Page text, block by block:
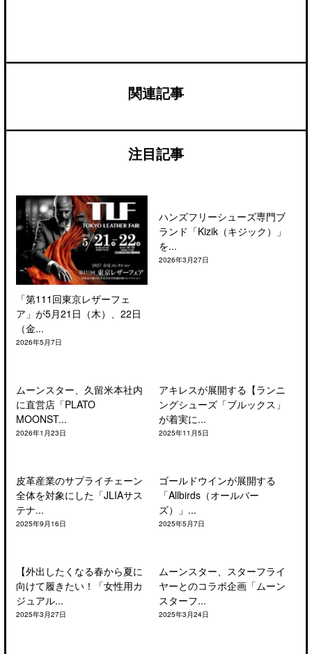
関連記事
注目記事
「第111回東京レザーフェ
ア」が5月21日（木）、22日
（金...
2026年5月7日
ハンズフリーシューズ専門ブ
ランド「Kizik（キジック）」
を...
2026年3月27日
ムーンスター、久留米本社内
に直営店「PLATO
MOONST...
2026年1月23日
アキレスが展開する【ランニ
ングシューズ「ブルックス」
が着実に...
2025年11月5日
皮革産業のサプライチェーン
全体を対象にした「JLIAサス
テナ...
2025年9月16日
ゴールドウインが展開する
「Allbirds（オールバー
ズ）」...
2025年5月7日
【外出したくなる春から夏に
向けて履きたい！「女性用カ
ジュアル...
2025年3月27日
ムーンスター、スターフライ
ヤーとのコラボ企画「ムーン
スターフ...
2025年3月24日